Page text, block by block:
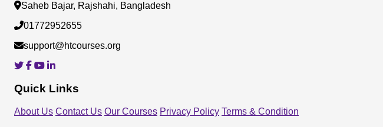
Saheb Bajar, Rajshahi, Bangladesh
01772952655
support@htcourses.org
Quick Links
About Us Contact Us Our Courses Privacy Policy Terms & Condition